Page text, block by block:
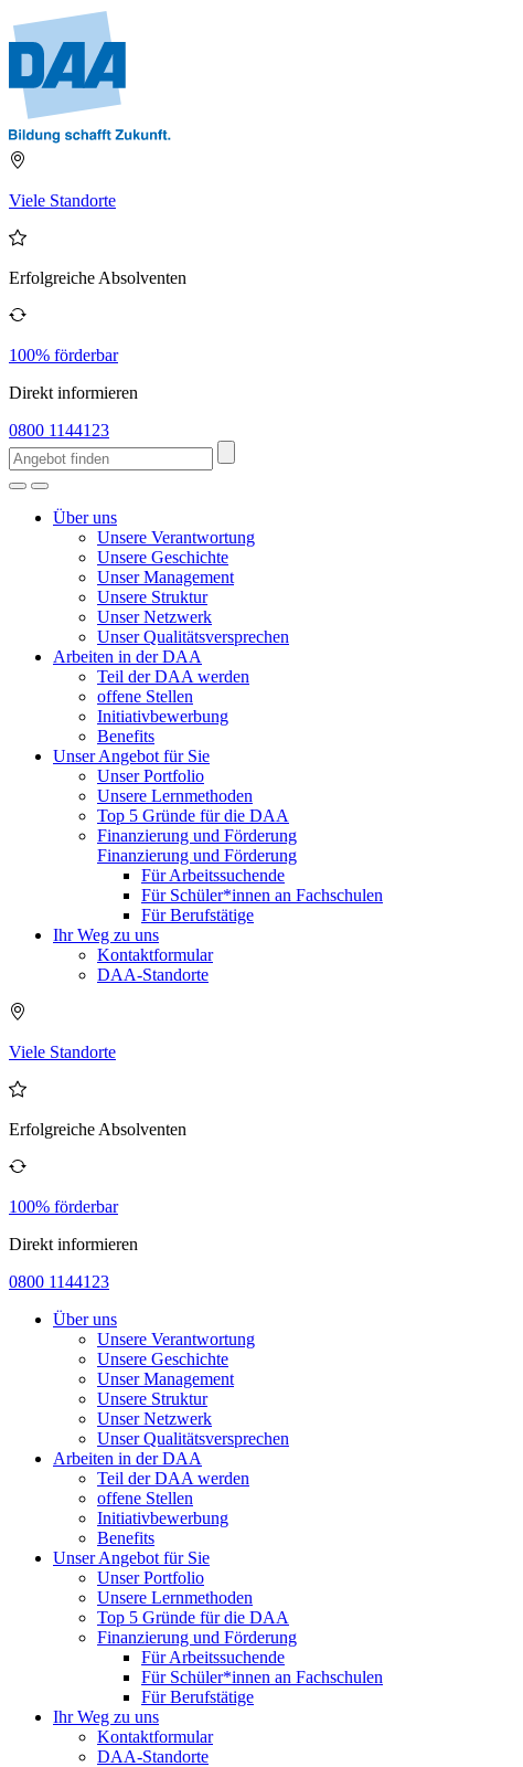
Viele Standorte
Erfolgreiche Absolventen
100% förderbar
Direkt informieren
0800 1144123
Über uns
Unsere Verantwortung
Unsere Geschichte
Unser Management
Unsere Struktur
Unser Netzwerk
Unser Qualitätsversprechen
Arbeiten in der DAA
Teil der DAA werden
offene Stellen
Initiativbewerbung
Benefits
Unser Angebot für Sie
Unser Portfolio
Unsere Lernmethoden
Top 5 Gründe für die DAA
Finanzierung und Förderung
Finanzierung und Förderung
Für Arbeitssuchende
Für Schüler*innen an Fachschulen
Für Berufstätige
Ihr Weg zu uns
Kontaktformular
DAA-Standorte
Viele Standorte
Erfolgreiche Absolventen
100% förderbar
Direkt informieren
0800 1144123
Über uns
Unsere Verantwortung
Unsere Geschichte
Unser Management
Unsere Struktur
Unser Netzwerk
Unser Qualitätsversprechen
Arbeiten in der DAA
Teil der DAA werden
offene Stellen
Initiativbewerbung
Benefits
Unser Angebot für Sie
Unser Portfolio
Unsere Lernmethoden
Top 5 Gründe für die DAA
Finanzierung und Förderung
Für Arbeitssuchende
Für Schüler*innen an Fachschulen
Für Berufstätige
Ihr Weg zu uns
Kontaktformular
DAA-Standorte